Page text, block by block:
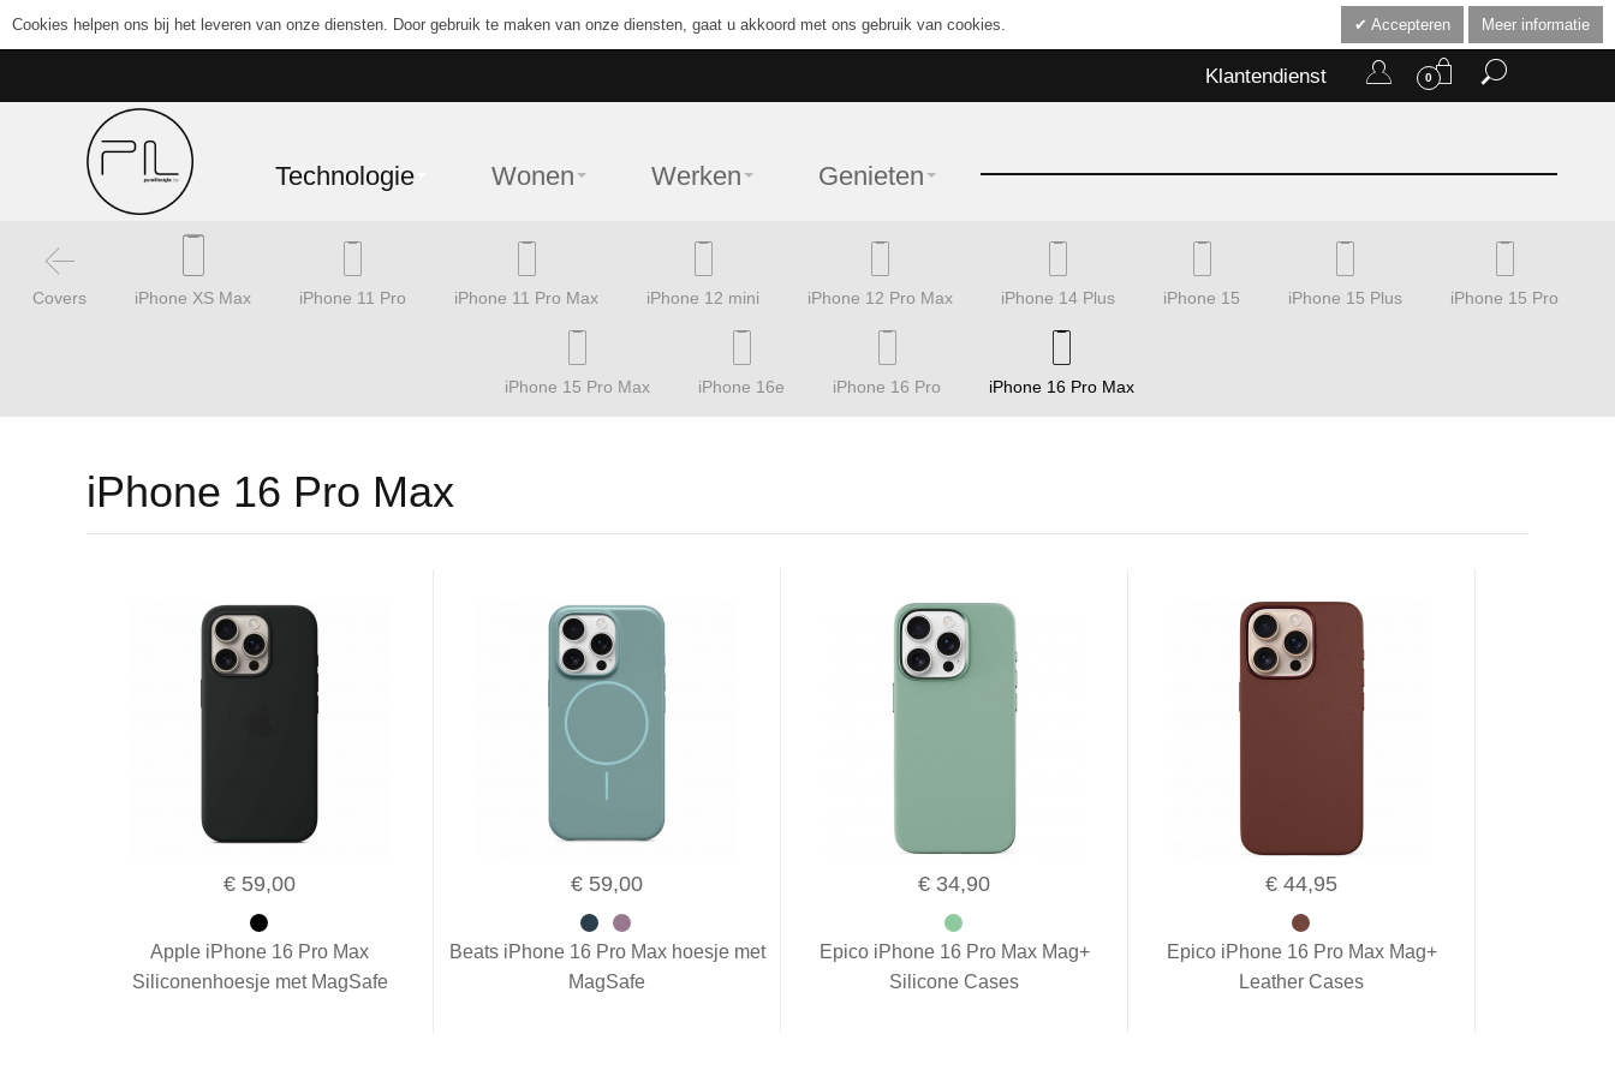
Cookies helpen ons bij het leveren van onze diensten. Door gebruik te maken van onze diensten, gaat u akkoord met ons gebruik van cookies. Accepteren Meer informatie
0
Klantendienst
Technologie Wonen Werken Genieten
Covers iPhone XS Max iPhone 11 Pro iPhone 11 Pro Max iPhone 12 mini iPhone 12 Pro Max iPhone 14 Plus iPhone 15 iPhone 15 Plus iPhone 15 Pro
iPhone 15 Pro Max iPhone 16e iPhone 16 Pro iPhone 16 Pro Max
iPhone 16 Pro Max
€ 59,00
Apple iPhone 16 Pro Max
Siliconenhoesje met MagSafe
€ 59,00
Beats iPhone 16 Pro Max hoesje met
MagSafe
€ 34,90
Epico iPhone 16 Pro Max Mag+
Silicone Cases
€ 44,95
Epico iPhone 16 Pro Max Mag+
Leather Cases